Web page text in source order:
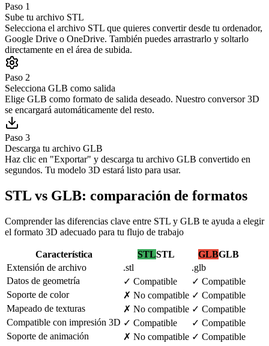
Paso 1
Sube tu archivo STL
Selecciona el archivo STL que quieres convertir desde tu ordenador,
Google Drive o OneDrive. También puedes arrastrarlo y soltarlo
directamente en el área de subida.
Paso 2
Selecciona GLB como salida
Elige GLB como formato de salida deseado. Nuestro conversor 3D
se encargará automáticamente del resto.
Paso 3
Descarga tu archivo GLB
Haz clic en "Exportar" y descarga tu archivo GLB convertido en
segundos. Tu modelo 3D estará listo para usar.
STL vs GLB: comparación de formatos
Comprender las diferencias clave entre STL y GLB te ayuda a elegir
el formato 3D adecuado para tu flujo de trabajo
Característica STLSTL GLBGLB
Extensión de archivo
.stl
.glb
Datos de geometría
✓ Compatible ✓ Compatible
Soporte de color
✗ No compatible ✓ Compatible
Mapeado de texturas
✗ No compatible ✓ Compatible
Compatible con impresión 3D ✓ Compatible ✓ Compatible
Soporte de animación
✗ No compatible ✓ Compatible